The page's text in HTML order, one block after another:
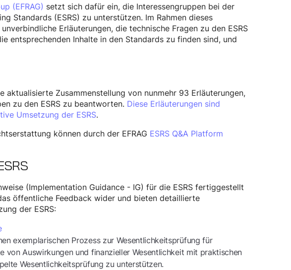
(EFRAG) setzt sich dafür ein, die Interessengruppen bei der
Standards (ESRS) zu unterstützen. Im Rahmen dieses
Erläuterungen, die technische Fragen zu den ESRS
entsprechenden Inhalte in den Standards zu finden sind, und
Zusammenstellung von nunmehr 93 Erläuterungen,
zu den ESRS zu beantworten. Diese Erläuterungen sind
Umsetzung der ESRS.
können durch der EFRAG ESRS Q&A Platform
(Implementation Guidance - IG) für die ESRS fertiggestellt
öffentliche Feedback wider und bieten detaillierte
der ESRS:
exemplarischen Prozess zur Wesentlichkeitsprüfung für
von Auswirkungen und finanzieller Wesentlichkeit mit praktischen
Wesentlichkeitsprüfung zu unterstützen.